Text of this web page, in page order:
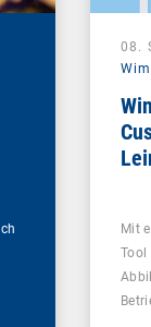
08.
Mit
Tool